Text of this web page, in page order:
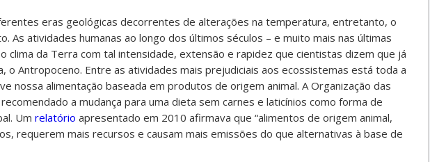
eras geológicas decorrentes de alterações na temperatura, entretanto, o
As atividades humanas ao longo dos últimos séculos – e muito mais nas últimas
clima da Terra com tal intensidade, extensão e rapidez que cientistas dizem que já
o Antropoceno. Entre as atividades mais prejudiciais aos ecossistemas está toda a
nossa alimentação baseada em produtos de origem animal. A Organização das
a mudança para uma dieta sem carnes e laticínios como forma de
Um relatório apresentado em 2010 afirmava que “alimentos de origem animal,
requerem mais recursos e causam mais emissões do que alternativas à base de